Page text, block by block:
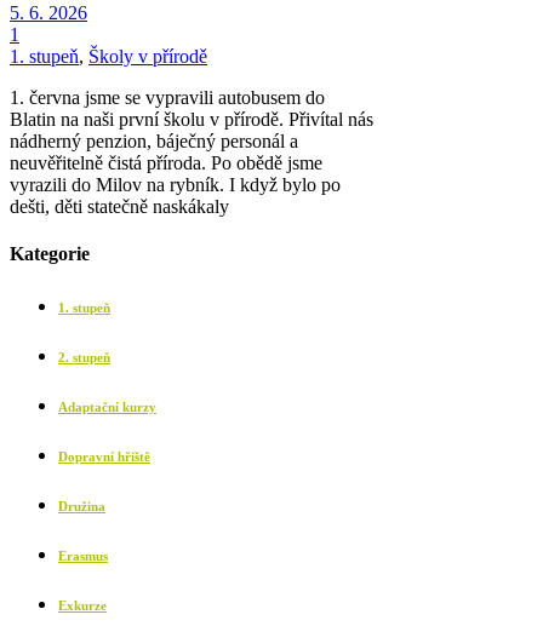
5. 6. 2026
1
1. stupeň, Školy v přírodě
1. června jsme se vypravili autobusem do
Blatin na naši první školu v přírodě. Přivítal nás
nádherný penzion, báječný personál a
neuvěřitelně čistá příroda. Po obědě jsme
vyrazili do Milov na rybník. I když bylo po
dešti, děti statečně naskákaly
Kategorie
1. stupeň
2. stupeň
Adaptační kurzy
Dopravní hřiště
Družina
Erasmus
Exkurze